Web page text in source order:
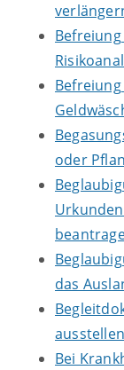
oder
das
ausstellen
Bei